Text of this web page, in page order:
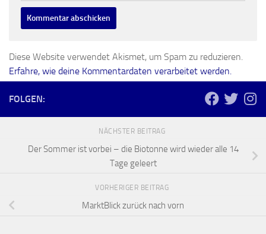
Diese Website verwendet Akismet, um Spam zu reduzieren.
Erfahre, wie deine Kommentardaten verarbeitet werden.
FOLGEN:
NÄCHSTER BEITRAG
Der Sommer ist vorbei – die Biotonne wird wieder alle 14
Tage geleert
VORHERIGER BEITRAG
MarktBlick zurück nach vorn